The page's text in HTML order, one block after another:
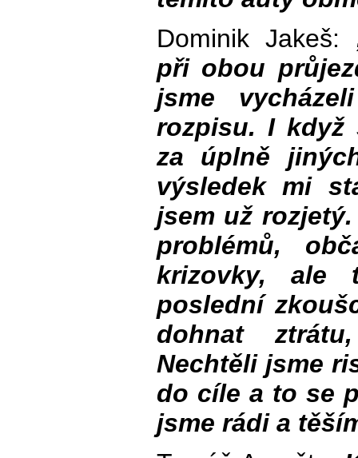
Dominik Jakeš:
při obou
jsme
rozpisu. I když
za úplně
výsledek mi
jsem už
problémů,
krizovky,
poslední
dohnat
Nechtěli jsme
do cíle a to se
jsme rádi a